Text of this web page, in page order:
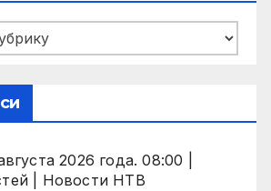
2026 года. 08:00 |
| Новости НТВ